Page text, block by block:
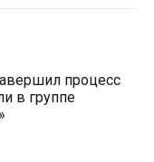
процесс
в группе